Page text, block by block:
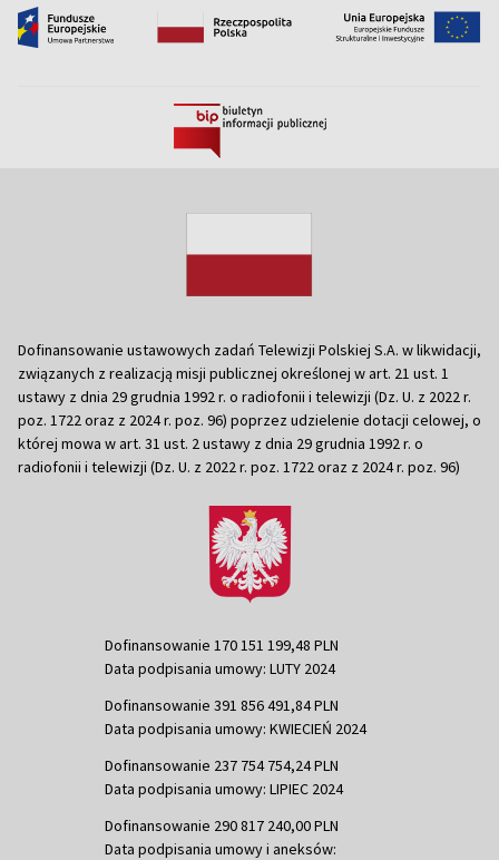
Dofinansowanie ustawowych zadań Telewizji Polskiej S.A. w likwidacji,
związanych z realizacją misji publicznej określonej w art. 21 ust. 1
ustawy z dnia 29 grudnia 1992 r. o radiofonii i telewizji (Dz. U. z 2022 r.
poz. 1722 oraz z 2024 r. poz. 96) poprzez udzielenie dotacji celowej, o
której mowa w art. 31 ust. 2 ustawy z dnia 29 grudnia 1992 r. o
radiofonii i telewizji (Dz. U. z 2022 r. poz. 1722 oraz z 2024 r. poz. 96)
Dofinansowanie 170 151 199,48 PLN
Data podpisania umowy: LUTY 2024
Dofinansowanie 391 856 491,84 PLN
Data podpisania umowy: KWIECIEŃ 2024
Dofinansowanie 237 754 754,24 PLN
Data podpisania umowy: LIPIEC 2024
Dofinansowanie 290 817 240,00 PLN
Data podpisania umowy i aneksów: